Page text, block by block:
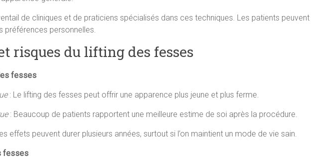
de cliniques et de praticiens spécialisés dans ces techniques. Les patients
préférences personnelles.
risques du lifting des fesses
fesses
: Le lifting des fesses peut offrir une apparence plus jeune et plus ferme.
: Beaucoup de patients rapportent une meilleure estime de soi après la procédure.
effets peuvent durer plusieurs années, surtout si l’on maintient un mode de vie sain.
fesses